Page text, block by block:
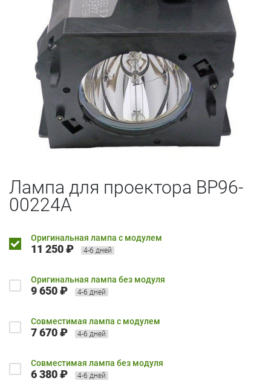
Лампа для проектора BP96-
00224A
Оригинальная лампа с модулем
11 250 ₽ 4-6 дней
Оригинальная лампа без модуля
9 650 ₽ 4-6 дней
Совместимая лампа с модулем
7 670 ₽ 4-6 дней
Совместимая лампа без модуля
6 380 ₽ 4-6 дней